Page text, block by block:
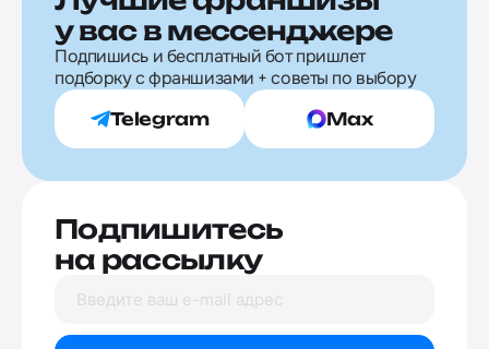
у вас в мессенджере
Подпишись и бесплатный бот пришлет
подборку с франшизами + советы по выбору
Telegram Max
Подпишитесь
на рассылку